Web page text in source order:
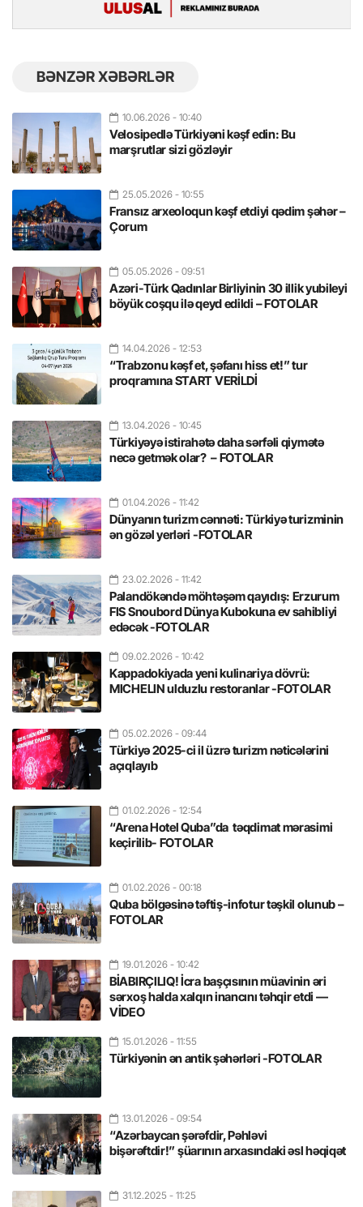
BƏNZƏR XƏBƏRLƏR
10.06.2026 - 10:40
Velosipedlə Türkiyəni kəşf edin: Bu
marşrutlar sizi gözləyir
25.05.2026 - 10:55
Fransız arxeoloqun kəşf etdiyi qədim şəhər –
Çorum
05.05.2026 - 09:51
Azəri-Türk Qadınlar Birliyinin 30 illik yubileyi
böyük coşqu ilə qeyd edildi – FOTOLAR
14.04.2026 - 12:53
“Trabzonu kəşf et, şəfanı hiss et!” tur
proqramına START VERİLDİ
13.04.2026 - 10:45
Türkiyəyə istirahətə daha sərfəli qiymətə
necə getmək olar? – FOTOLAR
01.04.2026 - 11:42
Dünyanın turizm cənnəti: Türkiyə turizminin
ən gözəl yerləri -FOTOLAR
23.02.2026 - 11:42
Palandökəndə möhtəşəm qayıdış: Erzurum
FIS Snoubord Dünya Kubokuna ev sahibliyi
edəcək -FOTOLAR
09.02.2026 - 10:42
Kappadokiyada yeni kulinariya dövrü:
MICHELIN ulduzlu restoranlar -FOTOLAR
05.02.2026 - 09:44
Türkiyə 2025-ci il üzrə turizm nəticələrini
açıqlayıb
01.02.2026 - 12:54
“Arena Hotel Quba”da təqdimat mərasimi
keçirilib- FOTOLAR
01.02.2026 - 00:18
Quba bölgəsinə təftiş-infotur təşkil olunub –
FOTOLAR
19.01.2026 - 10:42
BİABIRÇILIQ! İcra başçısının müavinin əri
sərxoş halda xalqın inancını təhqir etdi —
VİDEO
15.01.2026 - 11:55
Türkiyənin ən antik şəhərləri -FOTOLAR
13.01.2026 - 09:54
“Azərbaycan şərəfdir, Pəhləvi
bişərəftdir!” şüarının arxasındaki əsl həqiqət
31.12.2025 - 11:25